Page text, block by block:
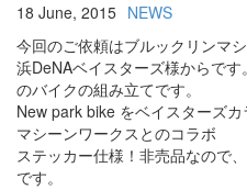
18 June, 2015 NEWS
今回のご依頼はブルックリンマ
浜DeNAベイスターズ様からで
のバイクの組み立てです。
New park bike をベイスターズ
マシーンワークスとのコラボ
ステッカー仕様！非売品なので
です。